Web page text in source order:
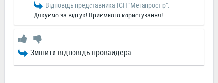
Відповідь представника ІСП "Мегапростiр":
Дякуємо за відгук! Приємного користування!
Змінити відповідь провайдера